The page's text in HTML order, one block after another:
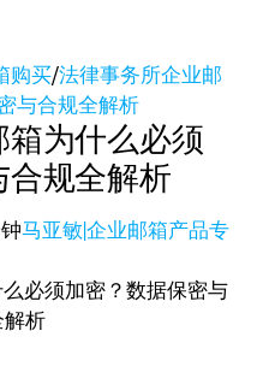
购买/法律事务所企业邮
与合规全解析
为什么必须
规全解析
马亚敏|企业邮箱产品专